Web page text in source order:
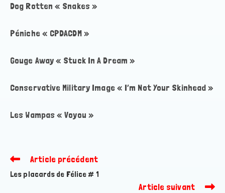
Dog Rotten « Snakes »
Péniche « CPDACDM »
Gouge Away « Stuck In A Dream »
Conservative Military Image « I’m Not Your Skinhead »
Les Wampas « Voyou »
Read
articles
Article précédent
Les placards de Félice # 1
Article suivant